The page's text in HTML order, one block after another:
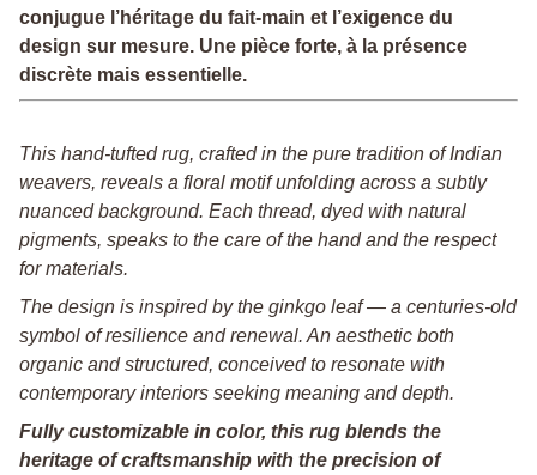
conjugue l’héritage du fait-main et l’exigence du
design sur mesure. Une pièce forte, à la présence
discrète mais essentielle.
This hand-tufted rug, crafted in the pure tradition of Indian
weavers, reveals a floral motif unfolding across a subtly
nuanced background. Each thread, dyed with natural
pigments, speaks to the care of the hand and the respect
for materials.
The design is inspired by the ginkgo leaf — a centuries-old
symbol of resilience and renewal. An aesthetic both
organic and structured, conceived to resonate with
contemporary interiors seeking meaning and depth.
Fully customizable in color, this rug blends the
heritage of craftsmanship with the precision of